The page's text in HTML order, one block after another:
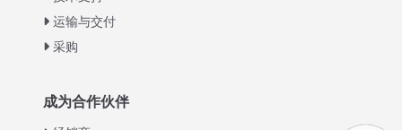
运输与交付
采购
成为合作伙伴